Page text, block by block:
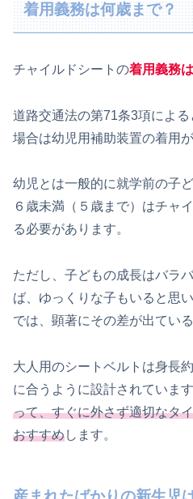
着用義務は何歳まで？
チャイルドシートの着用義務
道路交通法の第71条3項によ
場合は幼児用補助装置の着用
幼児とは一般的に就学前の子
６歳未満（５歳まで）はチャ
る必要があります。
ただし、子どもの成長はバラ
ば、ゆっくりな子もいると思
では、顕著にその差が出てい
大人用のシートベルトは身長
に合うように設計されています
って、すぐに外さず適切なタ
おすすめします。